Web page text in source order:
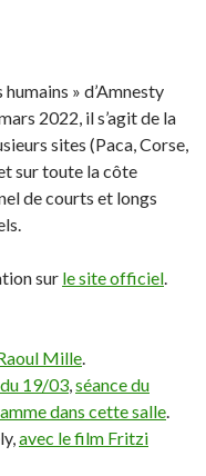
» d’Amnesty
2022, il s’agit de la
sites (Paca, Corse,
sur toute la côte
de courts et longs
sur le site officiel
Mille
19/03 séance du
dans cette salle
avec le film Fritzi